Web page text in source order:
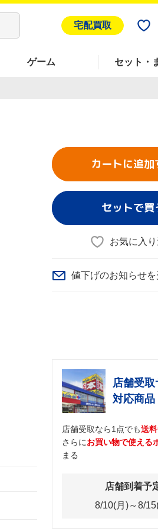
宅配買取
ゲーム セット・
カートに追加
セットで買
お気に入
値下げのお知らせを
店舗受取
対応商品
店舗受取なら1点でも送料
さらにお買い物で使える
まる
店舗到着予
8/10(月)～8/